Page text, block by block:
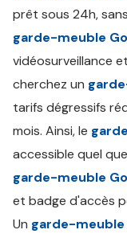
prêt sous 24h,
garde-meuble
vidéosurveillance
cherchez un
tarifs dégressifs
mois. Ainsi, le
accessible quel
garde-meuble
et badge d'accès
Un garde-